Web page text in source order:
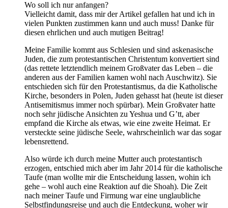
Wo soll ich nur anfangen?
Vielleicht damit, dass mir der Artikel gefallen hat und ich in
vielen Punkten zustimmen kann und auch muss! Danke für
diesen ehrlichen und auch mutigen Beitrag!
Meine Familie kommt aus Schlesien und sind askenasische
Juden, die zum protestantischen Christentum konvertiert sind
(das rettete letztendlich meinem Großvater das Leben – die
anderen aus der Familien kamen wohl nach Auschwitz). Sie
entschieden sich für den Protestantismus, da die Katholische
Kirche, besonders in Polen, Juden gehasst hat (heute ist dieser
Antisemitismus immer noch spürbar). Mein Großvater hatte
noch sehr jüdische Ansichten zu Yeshua und G’tt, aber
empfand die Kirche als etwas, wie eine zweite Heimat. Er
versteckte seine jüdische Seele, wahrscheinlich war das sogar
lebensrettend.
Also würde ich durch meine Mutter auch protestantisch
erzogen, entschied mich aber im Jahr 2014 für die katholische
Taufe (man wollte mir die Entscheidung lassen, wohin ich
gehe – wohl auch eine Reaktion auf die Shoah). Die Zeit
nach meiner Taufe und Firmung war eine unglaubliche
Selbstfindungsreise und auch die Entdeckung, woher wir